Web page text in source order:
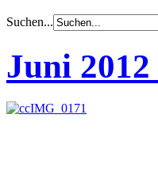
Suchen...
Juni